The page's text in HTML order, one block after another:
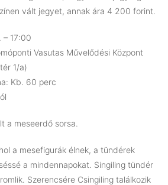
vált jegyet, annak ára 4 200 forint.
– 17:00
Vasutas Művelődési Központ
1/a)
Kb. 60 perc
a meseerdő sorsa.
a mesefigurák élnek, a tündérek
a mindennapokat. Singiling tündér
Szerencsére Csingiling találkozik